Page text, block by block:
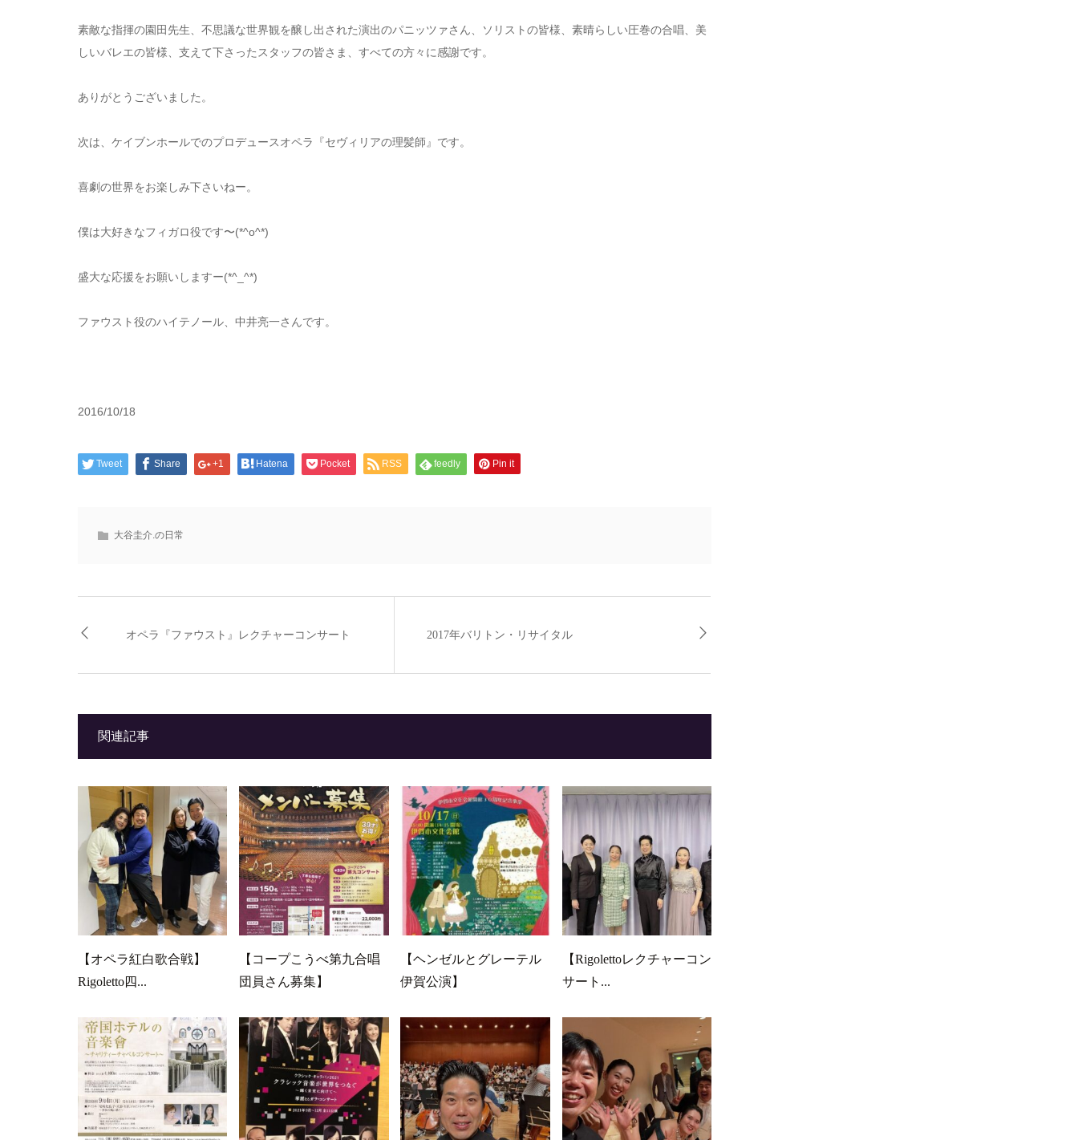
素敵な指揮の園田先生、不思議な世界観を醸し出された演出のパニッツァさん、ソリストの皆様、素晴らしい圧巻の合唱、美
しいバレエの皆様、支えて下さったスタッフの皆さま、すべての方々に感謝です。
ありがとうございました。
次は、ケイブンホールでのプロデュースオペラ『セヴィリアの理髪師』です。
喜劇の世界をお楽しみ下さいねー。
僕は大好きなフィガロ役です〜(*^o^*)
盛大な応援をお願いしますー(*^_^*)
ファウスト役のハイテノール、中井亮一さんです。
2016/10/18
Tweet Share +1 Hatena Pocket RSS feedly Pin it
大谷圭介.の日常
オペラ『ファウスト』レクチャーコンサート 2017年バリトン・リサイタル
関連記事
【オペラ紅白歌合戦】
Rigoletto四...
【コープこうべ第九合唱
団員さん募集】
【ヘンゼルとグレーテル
伊賀公演】
【Rigolettoレクチャーコン
サート...